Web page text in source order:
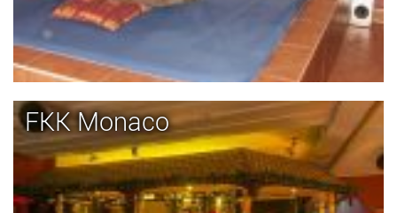
FKK Monaco